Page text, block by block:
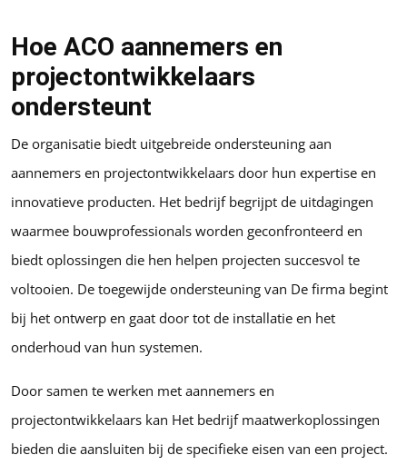
Hoe ACO aannemers en
projectontwikkelaars
ondersteunt
De organisatie biedt uitgebreide ondersteuning aan
aannemers en projectontwikkelaars door hun expertise en
innovatieve producten. Het bedrijf begrijpt de uitdagingen
waarmee bouwprofessionals worden geconfronteerd en
biedt oplossingen die hen helpen projecten succesvol te
voltooien. De toegewijde ondersteuning van De firma begint
bij het ontwerp en gaat door tot de installatie en het
onderhoud van hun systemen.
Door samen te werken met aannemers en
projectontwikkelaars kan Het bedrijf maatwerkoplossingen
bieden die aansluiten bij de specifieke eisen van een project.